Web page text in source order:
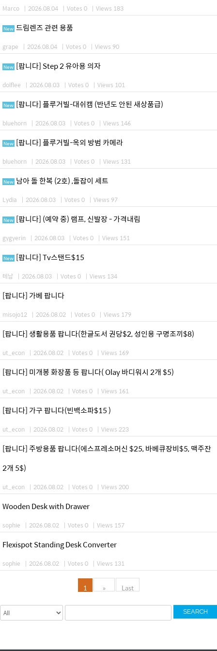
Marco | 2026.08.04 | Votes 0 | Views 183
New 드림렌즈 관련 용품
grape | 2026.08.04 | Votes 0 | Views 90
New [팝니다] Step 2 유아용 의자
dolflee | 2026.08.03 | Votes 0 | Views 101
New [팝니다] 플루거빌-대쉬캠 (반년도 안된 새상품급)
bluehorn | 2026.08.03 | Votes 0 | Views 146
New [팝니다] 플루거빌-옥외 방범 카메라
bluehorn | 2026.08.03 | Votes 0 | Views 131
New 남아 돌 한복 (2호) ,돌잡이 세트
Lydia | 2026.08.03 | Votes 0 | Views 97
New [팝니다] (예약 중) 램프, 신발장 - 가격내림
gygyerin | 2026.08.03 | Votes 0 | Views 151
New [팝니다] Tv스탠드$15
테남 | 2026.08.03 | Votes 0 | Views 134
[팝니다] 가베 팝니다
misojo12 | 2026.08.02 | Votes 0 | Views 179
[팝니다] 생활용품 팝니다(한글도서 권당$2, 성인용 구명조끼$8)
ut_econ | 2026.08.02 | Votes 0 | Views 169
[팝니다] 미개봉 화장품 등 팝니다( Olay 바디워시 2개 $5)
ut_econ | 2026.08.02 | Votes 0 | Views 161
[팝니다] 가구 팝니다(빈백소파$15 )
ut_econ | 2026.08.02 | Votes 0 | Views 223
[팝니다] 주방용품 팝니다(에스프레소머신 $25, 바베큐장비$5, 맥주잔
2개 5$)
ut_econ | 2026.08.02 | Votes 0 | Views 200
Wooden Desk with Drawer
sophie | 2026.08.02 | Votes 0 | Views 157
Flexispot Standing Desk Converter
sophie | 2026.08.02 | Votes 0 | Views 131
1 » Last
SEARCH